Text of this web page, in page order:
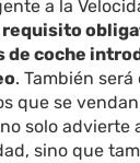
a la
requisito
de coche
. También
que se
solo advierte
sino que